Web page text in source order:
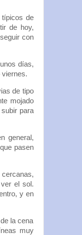
de
de hoy,
con
días,
de tipo
mojado
para
general,
pasen
cercanas,
el sol.
y en
la cena
muy